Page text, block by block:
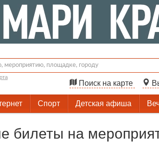
Поиск на карте
Спорт Детская афиша
билеты на